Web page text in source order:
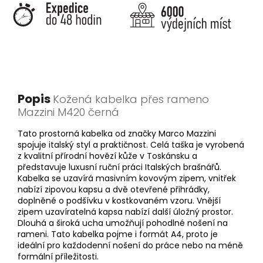
Popis Kožená kabelka přes rameno
Mazzini M420 černá
Tato prostorná kabelka od značky Marco Mazzini
spojuje italský styl a praktičnost. Celá taška je vyrobená
z kvalitní přírodní hovězí kůže v Toskánsku a
představuje luxusní ruční práci Italských brašnářů.
Kabelka se uzavírá masivním kovovým zipem, vnitřek
nabízí zipovou kapsu a dvě otevřené přihrádky,
doplněné o podšívku v kostkovaném vzoru. Vnější
zipem uzavíratelná kapsa nabízí další úložný prostor.
Dlouhá a široká ucha umožňují pohodlné nošení na
rameni. Tato kabelka pojme i formát A4, proto je
ideální pro každodenní nošení do práce nebo na méně
formální příležitosti.